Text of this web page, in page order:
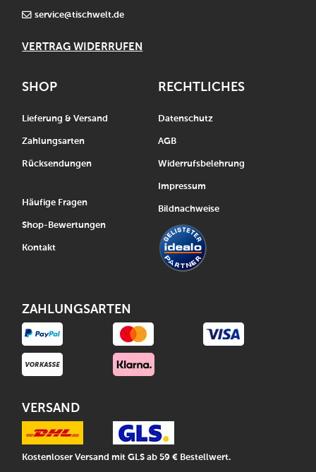
service@tischwelt.de
VERTRAG WIDERRUFEN
SHOP
Lieferung & Versand
Zahlungsarten
Rücksendungen
Häufige Fragen
Shop-Bewertungen
Kontakt
RECHTLICHES
Datenschutz
AGB
Widerrufsbelehrung
Impressum
Bildnachweise
ZAHLUNGSARTEN
VERSAND
Kostenloser Versand mit GLS ab 59 € Bestellwert.